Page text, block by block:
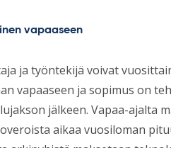
vapaaseen
ja työntekijä voivat
vapaaseen ja sopimus on
jälkeen. Vapaa-ajalta
aikaa vuosiloman